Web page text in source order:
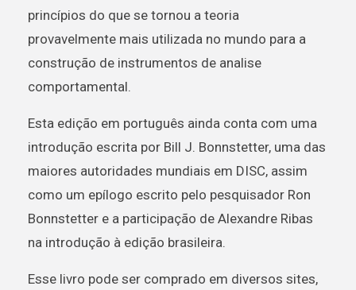
princípios do que se tornou a teoria
provavelmente mais utilizada no mundo para a
construção de instrumentos de analise
comportamental.
Esta edição em português ainda conta com uma
introdução escrita por Bill J. Bonnstetter, uma das
maiores autoridades mundiais em DISC, assim
como um epílogo escrito pelo pesquisador Ron
Bonnstetter e a participação de Alexandre Ribas
na introdução à edição brasileira.
Esse livro pode ser comprado em diversos sites,